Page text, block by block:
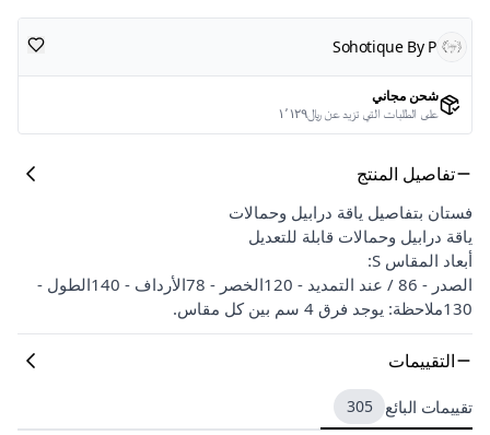
Sohotique By P
شحن مجاني
على الطلبات التي تزيد عن ﷼١٬١٢٩
تفاصيل المنتج
فستان بتفاصيل ياقة درابيل وحمالات
ياقة درابيل وحمالات قابلة للتعديل
أبعاد المقاس S:
الصدر - 86 / عند التمديد - 120الخصر - 78الأرداف - 140الطول -
130ملاحظة: يوجد فرق 4 سم بين كل مقاس.
التقييمات
تقييمات البائع 305